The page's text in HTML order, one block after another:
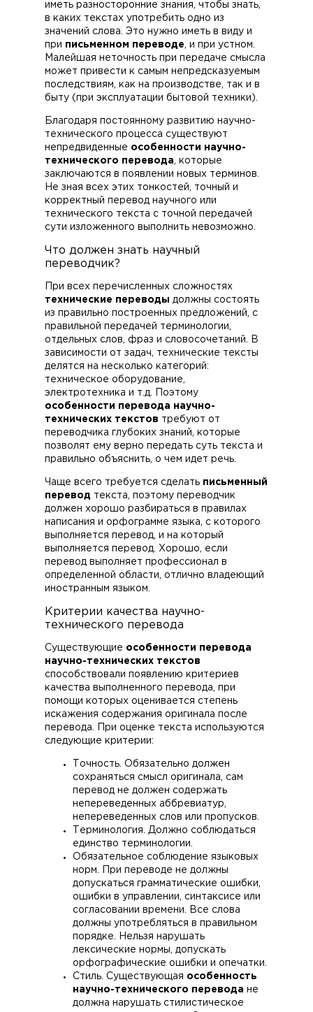
иметь разносторонние знания, чтобы знать,
в каких текстах употребить одно из
значений слова. Это нужно иметь в виду и
при письменном переводе , и при устном.
Малейшая неточность при передаче смысла
может привести к самым непредсказуемым
последствиям, как на производстве, так и в
быту (при эксплуатации бытовой техники).
Благодаря постоянному развитию научно-
технического процесса существуют
непредвиденные особенности научно-
технического перевода , которые
заключаются в появлении новых терминов.
Не зная всех этих тонкостей, точный и
корректный перевод научного или
технического текста с точной передачей
сути изложенного выполнить невозможно.
Что должен знать научный
переводчик?
При всех перечисленных сложностях
технические переводы должны состоять
из правильно построенных предложений, с
правильной передачей терминологии,
отдельных слов, фраз и словосочетаний. В
зависимости от задач, технические тексты
делятся на несколько категорий:
техническое оборудование,
электротехника и т.д. Поэтому
особенности перевода научно-
технических текстов требуют от
переводчика глубоких знаний, которые
позволят ему верно передать суть текста и
правильно объяснить, о чем идет речь.
Чаще всего требуется сделать письменный
перевод текста, поэтому переводчик
должен хорошо разбираться в правилах
написания и орфограмме языка, с которого
выполняется перевод, и на который
выполняется перевод. Хорошо, если
перевод выполняет профессионал в
определенной области, отлично владеющий
иностранным языком.
Критерии качества научно-
технического перевода
Существующие особенности перевода
научно-технических текстов
способствовали появлению критериев
качества выполненного перевода, при
помощи которых оценивается степень
искажения содержания оригинала после
перевода. При оценке текста используются
следующие критерии:
Точность. Обязательно должен
сохраняться смысл оригинала, сам
перевод не должен содержать
непереведенных аббревиатур,
непереведенных слов или пропусков.
Терминология. Должно соблюдаться
единство терминологии.
Обязательное соблюдение языковых
норм. При переводе не должны
допускаться грамматические ошибки,
ошибки в управлении, синтаксисе или
согласовании времени. Все слова
должны употребляться в правильном
порядке. Нельзя нарушать
лексические нормы, допускать
орфографические ошибки и опечатки.
Стиль. Существующая особенность
научно-технического перевода не
должна нарушать стилистическое